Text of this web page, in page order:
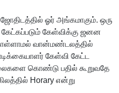
ஓர் அங்கமாகும். ஒரு
கேட்கப்படும் கேள்விக்கு ஜனன
வான்மண்டலத்தில்
கேள்வி கேட்ட
கொண்டு பதில் கூறுவதே
Horary என்று